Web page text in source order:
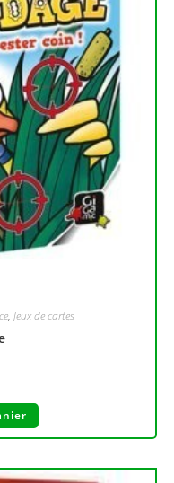
, Jeux de cartes